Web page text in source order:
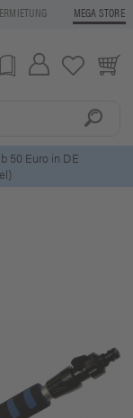
MEGA STORE
50 Euro in DE